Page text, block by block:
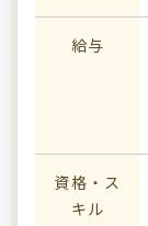
給与
資格・ス
キル